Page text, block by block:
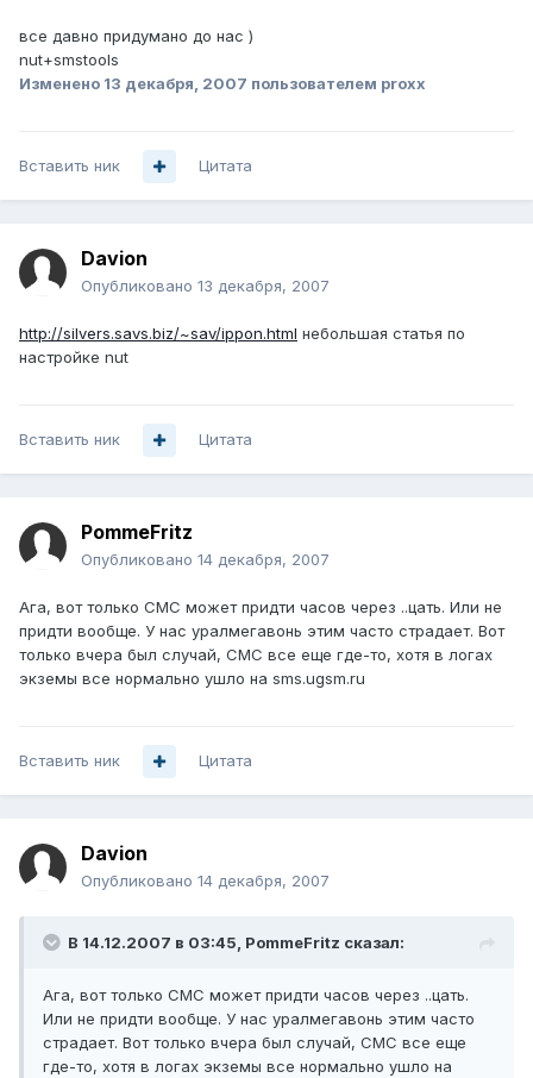
все давно придумано до нас )
nut+smstools
Изменено 13 декабря, 2007 пользователем proxx
Вставить ник Цитата
Davion
Опубликовано 13 декабря, 2007
http://silvers.savs.biz/~sav/ippon.html небольшая статья по
настройке nut
Вставить ник Цитата
PommeFritz
Опубликовано 14 декабря, 2007
Ага, вот только СМС может придти часов через ..цать. Или не
придти вообще. У нас уралмегавонь этим часто страдает. Вот
только вчера был случай, СМС все еще где-то, хотя в логах
экземы все нормально ушло на sms.ugsm.ru
Вставить ник Цитата
Davion
Опубликовано 14 декабря, 2007
В 14.12.2007 в 03:45, PommeFritz сказал:
Ага, вот только СМС может придти часов через ..цать.
Или не придти вообще. У нас уралмегавонь этим часто
страдает. Вот только вчера был случай, СМС все еще
где-то, хотя в логах экземы все нормально ушло на